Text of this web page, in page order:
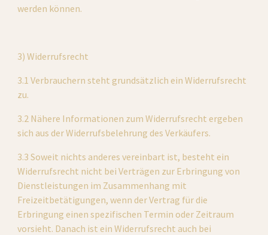
werden können.
3) Widerrufsrecht
3.1 Verbrauchern steht grundsätzlich ein Widerrufsrecht
zu.
3.2 Nähere Informationen zum Widerrufsrecht ergeben
sich aus der Widerrufsbelehrung des Verkäufers.
3.3 Soweit nichts anderes vereinbart ist, besteht ein
Widerrufsrecht nicht bei Verträgen zur Erbringung von
Dienstleistungen im Zusammenhang mit
Freizeitbetätigungen, wenn der Vertrag für die
Erbringung einen spezifischen Termin oder Zeitraum
vorsieht. Danach ist ein Widerrufsrecht auch bei